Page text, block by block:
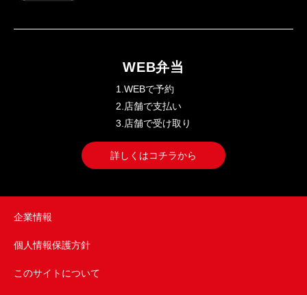
WEB弁当
1.WEBで予約
2.店舗で支払い
3.店舗で受け取り
詳しくはコチラから
企業情報
個人情報保護方針
このサイトについて